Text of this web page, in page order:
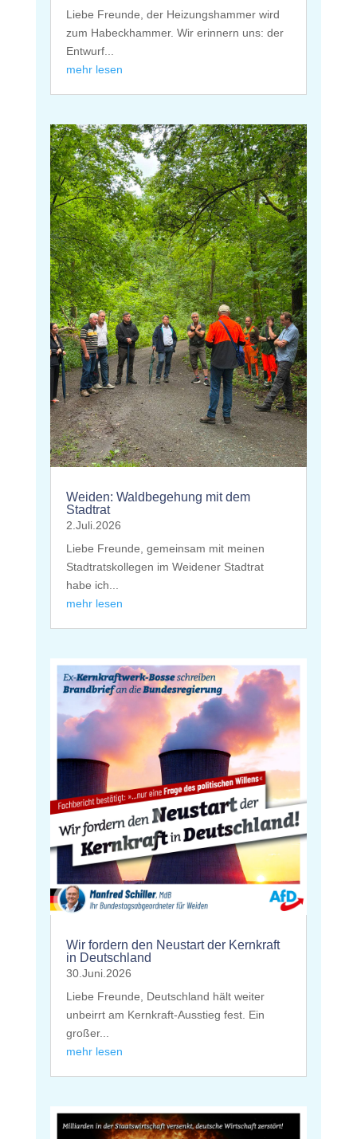
Liebe Freunde, der Heizungshammer wird
zum Habeckhammer. Wir erinnern uns: der
Entwurf...
mehr lesen
Weiden: Waldbegehung mit dem
Stadtrat
2.Juli.2026
Liebe Freunde, gemeinsam mit meinen
Stadtratskollegen im Weidener Stadtrat
habe ich...
mehr lesen
Wir fordern den Neustart der Kernkraft
in Deutschland
30.Juni.2026
Liebe Freunde, Deutschland hält weiter
unbeirrt am Kernkraft-Ausstieg fest. Ein
großer...
mehr lesen